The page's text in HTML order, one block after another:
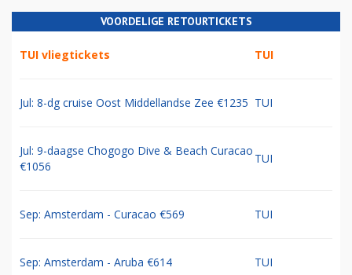
VOORDELIGE RETOURTICKETS
TUI vliegtickets TUI
Jul: 8-dg cruise Oost Middellandse Zee €1235 TUI
Jul: 9-daagse Chogogo Dive & Beach Curacao
€1056
TUI
Sep: Amsterdam - Curacao €569 TUI
Sep: Amsterdam - Aruba €614 TUI